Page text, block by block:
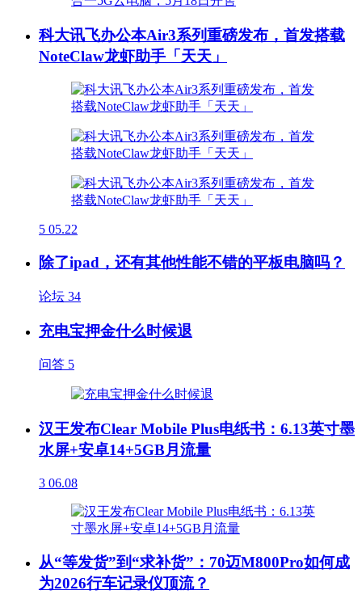
科大讯飞办公本Air3系列重磅发布，首发搭载
NoteClaw龙虾助手「天天」
5 05.22
除了ipad，还有其他性能不错的平板电脑吗？
论坛 34
充电宝押金什么时候退
问答 5
汉王发布Clear Mobile Plus电纸书：6.13英寸墨
水屏+安卓14+5GB月流量
3 06.08
从“等发货”到“求补货”：70迈M800Pro如何成
为2026行车记录仪顶流？